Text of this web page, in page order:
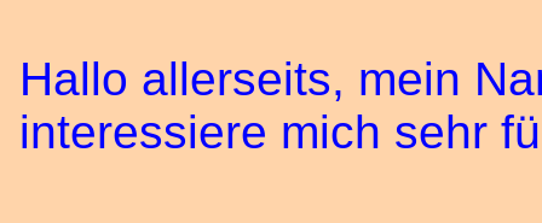
Hallo allerseits, mein
interessiere mich sehr